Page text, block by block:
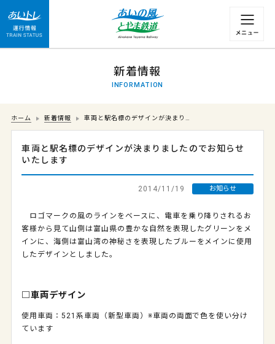
運行情報 列車の遅れ情報等についてはこちら
新着情報
INFORMATION
ホーム 新着情報 車両と駅名標のデザインが決まり…
車両と駅名標のデザインが決まりましたのでお知らせ
いたします
2014/11/19 お知らせ
ロゴマークの風のラインをベースに、電車を乗り降りされるお
客様から見て山側は富山県の豊かな自然を表現したグリーンをメ
インに、海側は富山湾の神秘さを表現したブルーをメインに使用
したデザインとしました。
□車両デザイン
使用車両：521系車両（新型車両）※車両の両面で色を使い分け
ています